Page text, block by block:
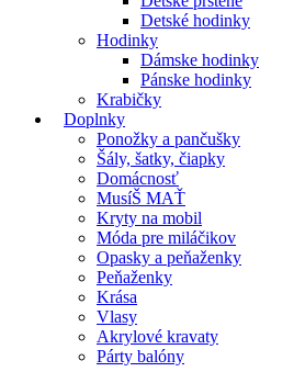
Detské hodinky
Hodinky
Dámske hodinky
Pánske hodinky
Krabičky
Doplnky
Ponožky a pančušky
Šály, šatky, čiapky
Domácnosť
MusíŠ MAŤ
Kryty na mobil
Móda pre miláčikov
Opasky a peňaženky
Peňaženky
Krása
Vlasy
Akrylové kravaty
Párty balóny